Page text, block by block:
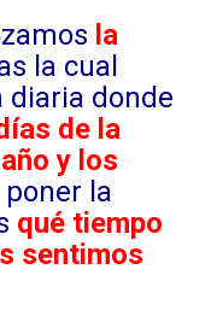
la
la cual
diaria donde
de la
y los
la
qué tiempo
sentimos